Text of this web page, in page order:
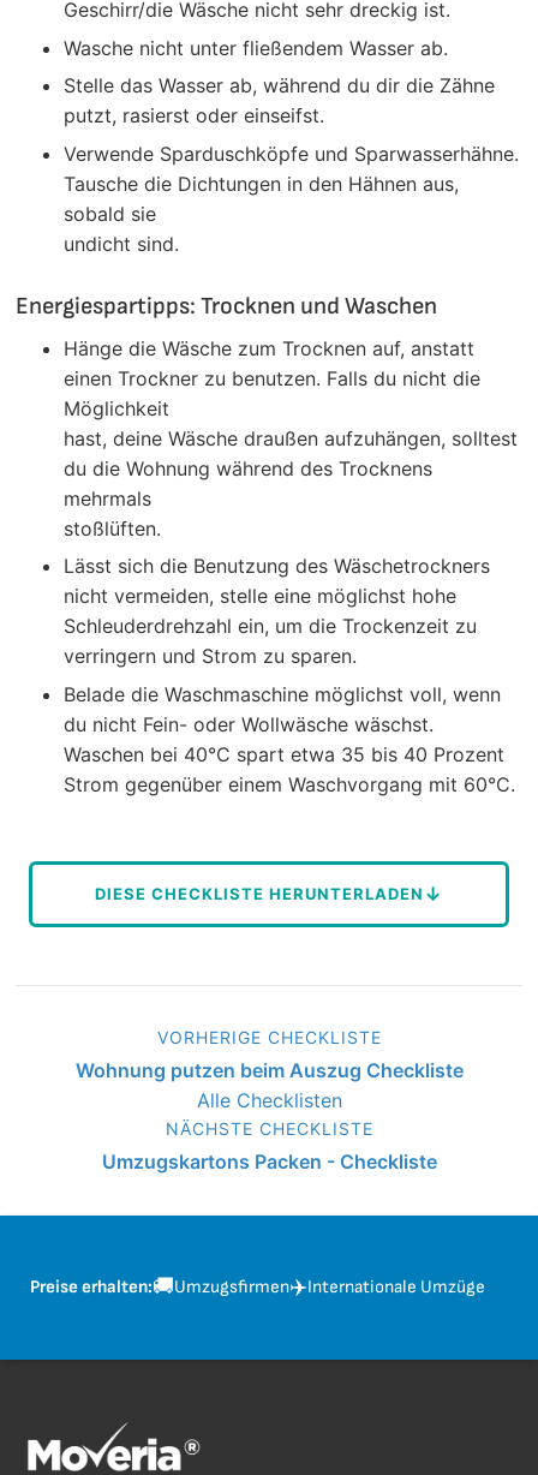
Geschirr/die Wäsche nicht sehr dreckig ist.
Wasche nicht unter fließendem Wasser ab.
Stelle das Wasser ab, während du dir die Zähne
putzt, rasierst oder einseifst.
Verwende Sparduschköpfe und Sparwasserhähne.
Tausche die Dichtungen in den Hähnen aus,
sobald sie
undicht sind.
Energiespartipps: Trocknen und Waschen
Hänge die Wäsche zum Trocknen auf, anstatt
einen Trockner zu benutzen. Falls du nicht die
Möglichkeit
hast, deine Wäsche draußen aufzuhängen, solltest
du die Wohnung während des Trocknens
mehrmals
stoßlüften.
Lässt sich die Benutzung des Wäschetrockners
nicht vermeiden, stelle eine möglichst hohe
Schleuderdrehzahl ein, um die Trockenzeit zu
verringern und Strom zu sparen.
Belade die Waschmaschine möglichst voll, wenn
du nicht Fein- oder Wollwäsche wäschst.
Waschen bei 40°C spart etwa 35 bis 40 Prozent
Strom gegenüber einem Waschvorgang mit 60°C.
DIESE CHECKLISTE HERUNTERLADEN ↓
VORHERIGE CHECKLISTE
Wohnung putzen beim Auszug Checkliste
Alle Checklisten
NÄCHSTE CHECKLISTE
Umzugskartons Packen - Checkliste
Preise erhalten:🚚Umzugsfirmen✈️Internationale Umzüge